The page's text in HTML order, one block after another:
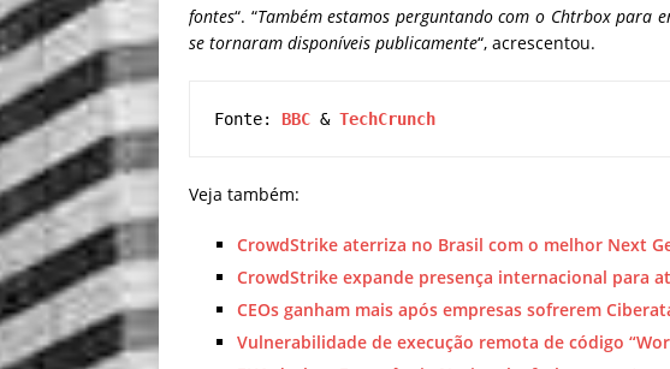
fontes“. “Também estamos perguntando com o Chtrbox para
se tornaram disponíveis publicamente“, acrescentou.
Fonte: BBC & TechCrunch
Veja também:
CrowdStrike aterriza no Brasil com o melhor Next
CrowdStrike expande presença internacional para
CEOs ganham mais após empresas sofrerem
Vulnerabilidade de execução remota de código